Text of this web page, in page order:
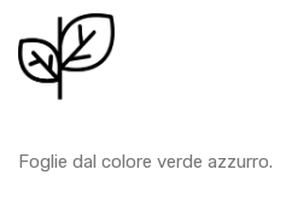
Foglie dal colore verde azzurro.